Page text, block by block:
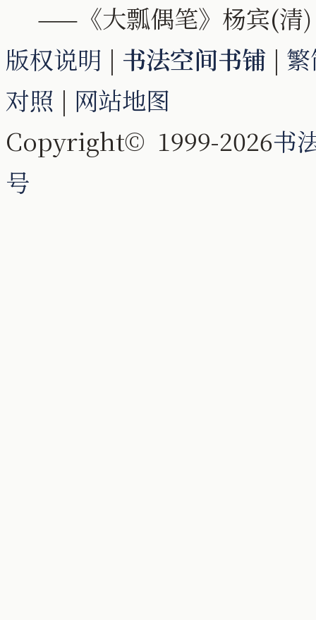
——《大瓢偶笔》杨宾(清)
版权说明 | 书法空间书铺 |
对照 | 网站地图
Copyright© 1999-2026书
号